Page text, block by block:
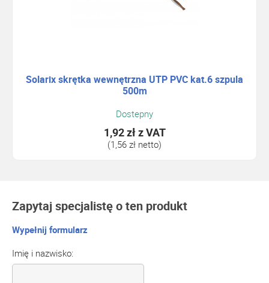
Solarix skrętka wewnętrzna UTP PVC kat.6 szpula
500m
Dostepny
1,92 złz VAT
(1,56 zł netto)
Zapytaj specjalistę o ten produkt
Wypełnij formularz
Imię i nazwisko: